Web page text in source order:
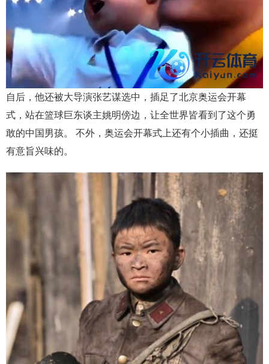
自后，他还被大导演张艺谋选中，插足了北京奥运会开幕
式，站在篮球巨东谈主姚明傍边，让全世界皆看到了这个勇
敢的中国男孩。 不外，奥运会开幕式上还有个小插曲，还挺
有意旨兴味的。